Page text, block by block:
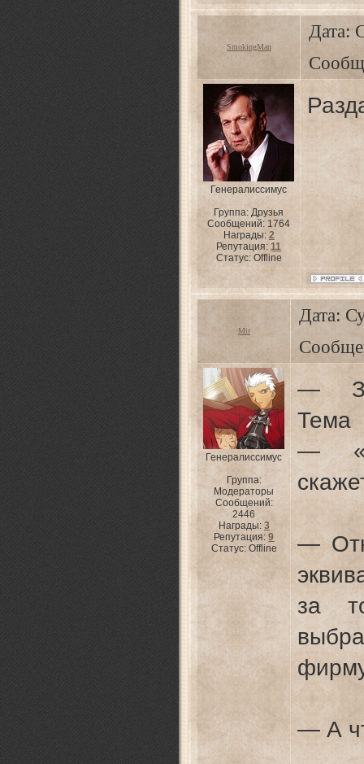
SmokingMan
Дата:
Генералиссимус
Группа: Друзья
Сообщений: 1764
Награды: 2
Репутация:11
Статус: Offline
Mir
Дата:
Генералиссимус
Группа:
Модераторы
Сообщений:
2446
Награды: 3
Репутация:9
Статус: Offline
—
Тема
—
—
за
— А